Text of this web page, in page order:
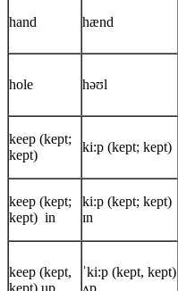
hand hænd
hole həʊl
keep (kept;
kept)
ki:p (kept; kept)
keep (kept;
kept) in
ki:p (kept; kept)
ɪn
keep (kept,
kept) up
ˈki:p (kept, kept)
ʌp